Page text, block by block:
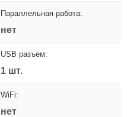
Параллельная работа:
нет
USB разъем:
1 шт.
WiFi:
нет